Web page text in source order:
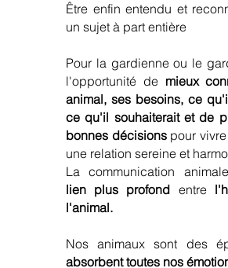
Être enfin entendu et
un sujet à part entière
Pour la gardienne ou le
l'opportunité de mieux
animal, ses besoins, ce
ce qu'il souhaiterait et de
bonnes décisionspour
une relation sereine et
La communication
lien plus profond entre
l'animal.
Nos animaux sont des
absorbent toutes nos